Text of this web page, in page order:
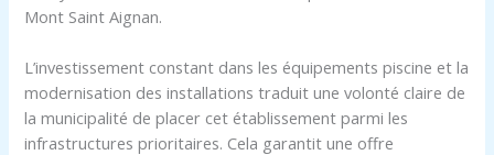
Mont Saint Aignan.
L’investissement constant dans les équipements piscine et la
modernisation des installations traduit une volonté claire de
la municipalité de placer cet établissement parmi les
infrastructures prioritaires. Cela garantit une offre